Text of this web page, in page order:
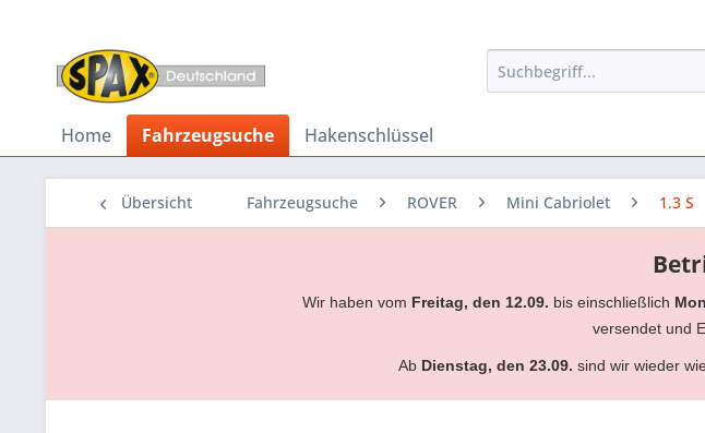
Home Fahrzeugsuche Hakenschlüssel
Übersicht Fahrzeugsuche ROVER Mini Cabriolet 1.3 S
Wir haben vom Freitag, den 12.09. bis einschließlich
versendet und
Ab Dienstag, den 23.09. sind wir wieder